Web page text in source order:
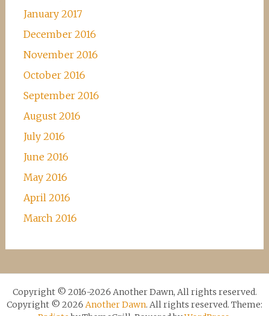
January 2017
December 2016
November 2016
October 2016
September 2016
August 2016
July 2016
June 2016
May 2016
April 2016
March 2016
Copyright © 2016-2026 Another Dawn, All rights reserved.
Copyright © 2026 Another Dawn. All rights reserved. Theme: